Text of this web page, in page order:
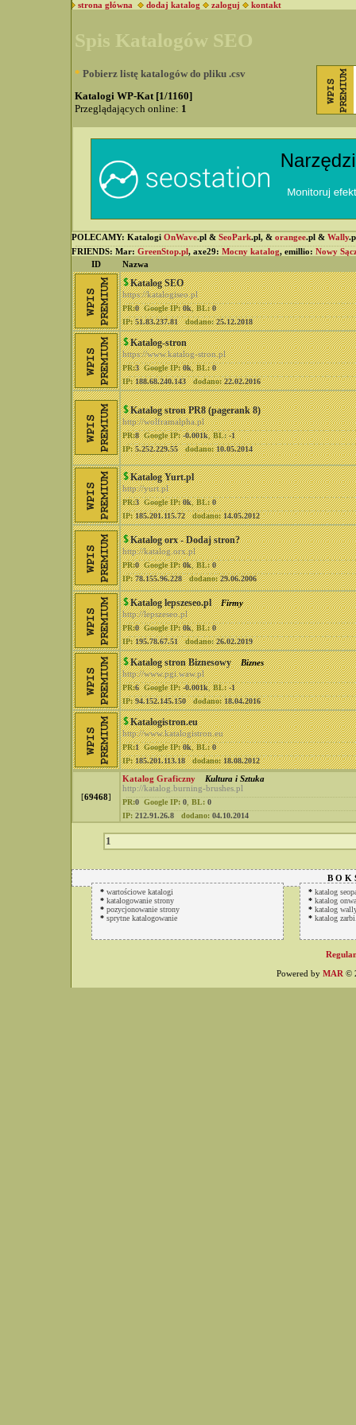
strona główna dodaj katalog zaloguj kontakt
Spis Katalogów SEO
* Pobierz listę katalogów do pliku .csv
Katalogi WP-Kat [1/1160]
Przeglądających online: 1
POLECAMY: Katalogi OnWave.pl & SeoPark.pl, & orangee.pl & Wally
FRIENDS: Mar: GreenStop.pl, axe29: Mocny katalog, emillio: Nowy
ID
Nazwa
Katalog SEO
https://katalogiseo.pl
PR:0 Google IP: 0k,BL: 0
IP: 51.83.237.81 dodano: 25.12.2018
Katalog-stron
https://www.katalog-stron.pl
PR:3 Google IP: 0k,BL: 0
IP: 188.68.240.143 dodano: 22.02.2016
Katalog stron PR8 (pagerank 8)
http://wolframalpha.pl
PR:8 Google IP: -0.001k,BL: -1
IP: 5.252.229.55 dodano: 10.05.2014
Katalog Yurt.pl
http://yurt.pl
PR:3 Google IP: 0k,BL: 0
IP: 185.201.115.72 dodano: 14.05.2012
Katalog orx - Dodaj stron?
http://katalog.orx.pl
PR:0 Google IP: 0k,BL: 0
IP: 78.155.96.228 dodano: 29.06.2006
Katalog lepszeseo.pl
Firmy
http://lepszeseo.pl
PR:0 Google IP: 0k,BL: 0
IP: 195.78.67.51 dodano: 26.02.2019
Katalog stron Biznesowy
Biznes
http://www.pgi.waw.pl
PR:6 Google IP: -0.001k,BL: -1
IP: 94.152.145.150 dodano: 18.04.2016
Katalogistron.eu
http://www.katalogistron.eu
PR:1 Google IP: 0k,BL: 0
IP: 185.201.113.18 dodano: 18.08.2012
[69468]
Katalog Graficzny
Kultura i Sztuka
http://katalog.burning-brushes.pl
PR:0 Google IP: 0 BL: 0
IP: 212.91.26.8 dodano: 04.10.2014
1
B O K
* wartościowe katalogi
* katalogowanie strony
* pozycjonowanie strony
* sprytne katalogowanie
* katalog
* katalog
* katalog
* katalog
Powered by MAR ©